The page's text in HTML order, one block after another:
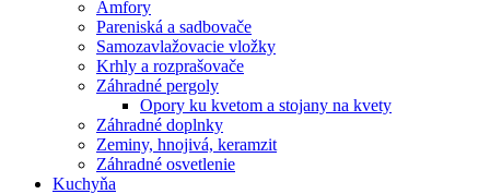
Amfory
Pareniská a sadbovače
Samozavlažovacie vložky
Krhly a rozprašovače
Záhradné pergoly
Opory ku kvetom a stojany na kvety
Záhradné doplnky
Zeminy, hnojivá, keramzit
Záhradné osvetlenie
Kuchyňa